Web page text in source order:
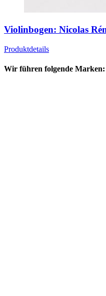
Violinbogen: Nicolas
Produktdetails
Wir führen folgende Marken: